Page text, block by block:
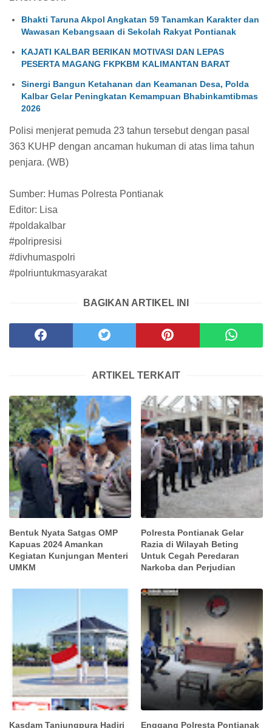
Bhakti Taruna Akpol Angkatan 59 Tanamkan Karakter dan
Wawasan Kebangsaan di Sekolah Rakyat Pontianak
KAJATI KALBAR BERIKAN MOTIVASI DAN LEPAS
PESERTA MAGANG FKPKBM KALIMANTAN BARAT
Sinergi Bangun Ketahanan dan Keamanan Desa, Polda
Kalbar Gelar Peningkatan Kemampuan Bhabinkamtibmas
2026
Polisi menjerat pemuda 23 tahun tersebut dengan pasal
363 KUHP dengan ancaman hukuman di atas lima tahun
penjara. (WB)
Sumber: Humas Polresta Pontianak
Editor: Lisa
#poldakalbar
#polripresisi
#divhumaspolri
#polriuntukmasyarakat
BAGIKAN ARTIKEL INI
ARTIKEL TERKAIT
Bentuk Nyata Satgas OMP
Kapuas 2024 Amankan
Kegiatan Kunjungan Menteri
UMKM
Polresta Pontianak Gelar
Razia di Wilayah Beting
Untuk Cegah Peredaran
Narkoba dan Perjudian
Kasdam Tanjungpura Hadiri
Enggang Polresta Pontianak